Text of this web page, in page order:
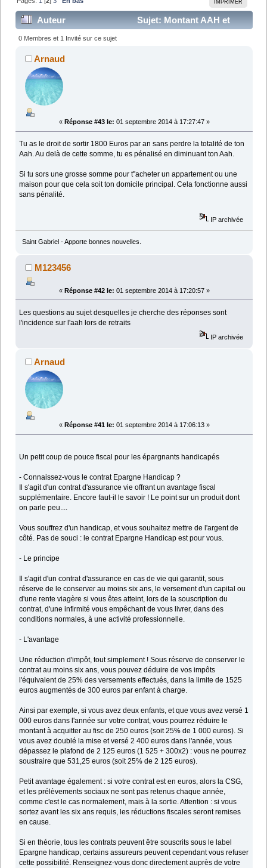
IMPRIMER
Auteur
Sujet: Montant AAH et
retrait sur placement "Assurance Vie" (Lu 95019 fois)
0 Membres et 1 Invité sur ce sujet
Arnaud
« Réponse #43 le: 01 septembre 2014 à 17:27:47 »
Tu as le droit de sortir 1800 Euros par an sans perdre la totalité de ton
Aah. Au delà de cette somme, tu es pénalisé en diminuant ton Aah.
Si tu sors une grosse somme pour t''acheter un appartement ou une
maison pour que cela soit ton domicile principal. Cela fonctionne aussi
sans pénalité.
IP archivée
Saint Gabriel - Apporte bonnes nouvelles.
M123456
« Réponse #42 le: 01 septembre 2014 à 17:20:57 »
Les questions au sujet desquelles je cherche des réponses sont
l'incidence sur l'aah lors de retraits
IP archivée
Arnaud
« Réponse #41 le: 01 septembre 2014 à 17:06:13 »
Un petit coup de pouce fiscal pour les épargnants handicapés
- Connaissez-vous le contrat Epargne Handicap ?
Il s'agit d'un contrat d'assurance vie offrant un avantage fiscal
supplémentaire. Encore faut-il le savoir ! Le point sur un produit dont
on parle peu....
Vous souffrez d'un handicap, et vous souhaitez mettre de l'argent de
côté. Pas de souci : le contrat Epargne Handicap est pour vous.
- Le principe
Il s'agit d'un contrat d'assurance en cas de vie qui garantit, sous
réserve de le conserver au moins six ans, le versement d'un capital ou
d'une rente viagère si vous êtes atteint, lors de la souscription du
contrat, d'une infirmité vous empêchant de vous livrer, dans des
conditions normales, à une activité professionnelle.
- L'avantage
Une réduction d'impôt, tout simplement ! Sous réserve de conserver le
contrat au moins six ans, vous pouvez déduire de vos impôts
l'équivalent de 25% des versements effectués, dans la limite de 1525
euros augmentés de 300 euros par enfant à charge.
Ainsi par exemple, si vous avez deux enfants, et que vous avez versé 1
000 euros dans l'année sur votre contrat, vous pourrez réduire le
montant à acquitter au fisc de 250 euros (soit 25% de 1 000 euros). Si
vous avez doublé la mise et versé 2 400 euros dans l'année, vous
dépassez le plafond de 2 125 euros (1 525 + 300x2) : vous ne pourrez
soustraire que 531,25 euros (soit 25% de 2 125 euros).
Petit avantage également : si votre contrat est en euros, alors la CSG,
et les prélèvements sociaux ne sont pas retenus chaque année,
comme c'est le cas normalement, mais à la sortie. Attention : si vous
sortez avant les six ans requis, les réductions fiscales seront remises
en cause.
Si en théorie, tous les contrats peuvent être souscrits sous le label
Epargne handicap, certains assureurs peuvent cependant vous refuser
cette possibilité. Renseignez-vous donc directement auprès de votre